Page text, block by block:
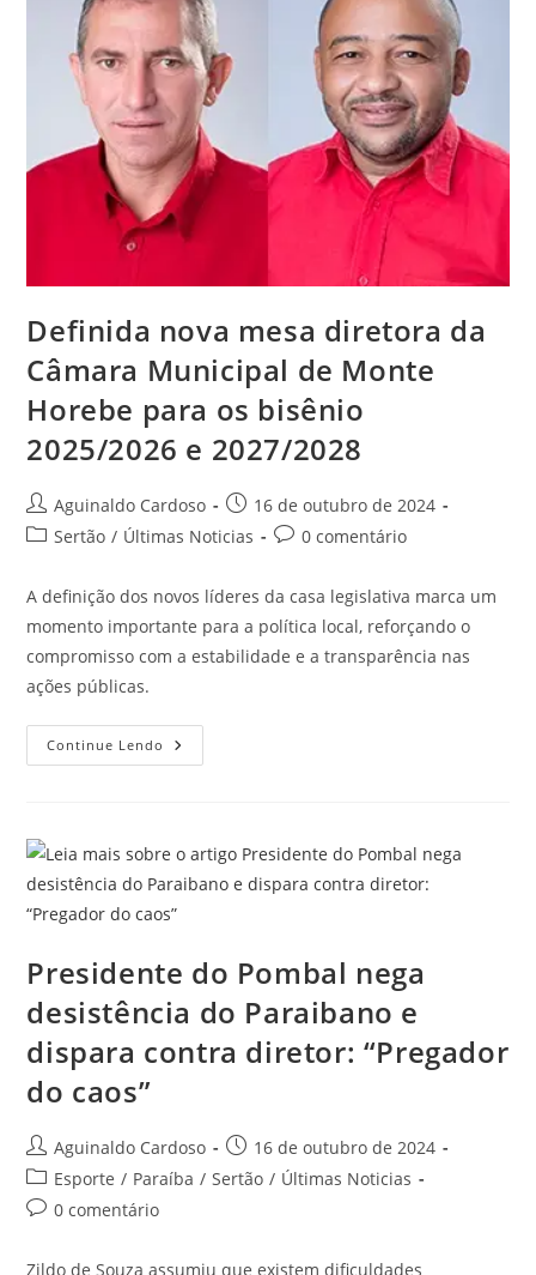
Definida nova mesa diretora da
Câmara Municipal de Monte
Horebe para os bisênio
2025/2026 e 2027/2028
Aguinaldo Cardoso
16 de outubro de 2024
Sertão / Últimas Noticias 0 comentário
A definição dos novos líderes da casa legislativa marca um
momento importante para a política local, reforçando o
compromisso com a estabilidade e a transparência nas
ações públicas.
Continue Lendo
Presidente do Pombal nega
desistência do Paraibano e
dispara contra diretor: “Pregador
do caos”
Aguinaldo Cardoso
16 de outubro de 2024
Esporte / Paraíba / Sertão / Últimas Noticias
0 comentário
Zildo de Souza assumiu que existem dificuldades